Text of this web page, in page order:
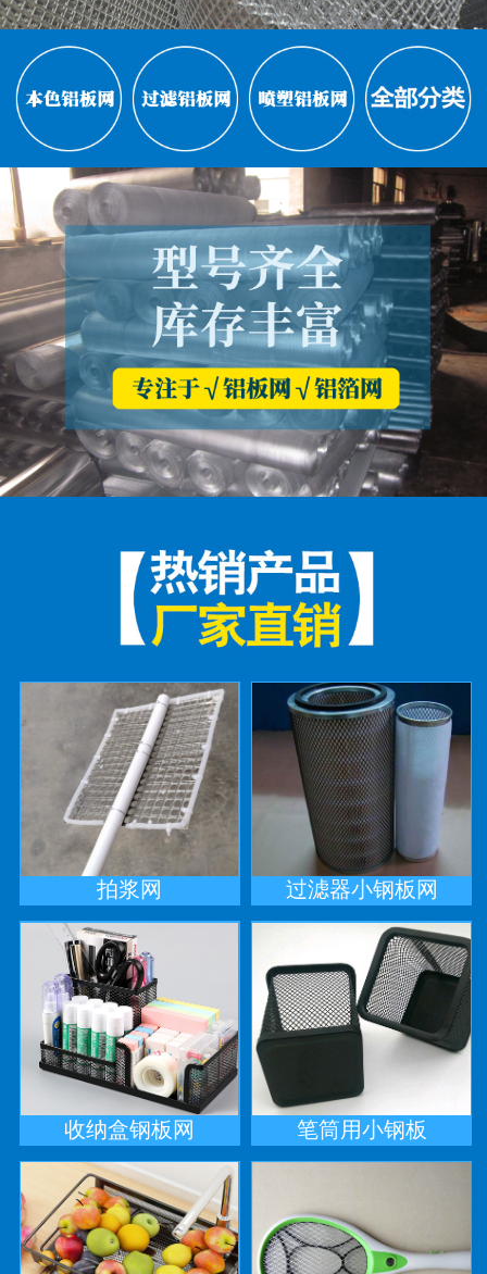
拍浆网 过滤器小钢板网
收纳盒钢板网 笔筒用小钢板